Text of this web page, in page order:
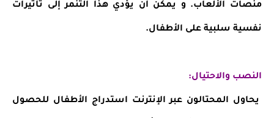
منصات الألعاب. و يمكن أن يؤدي هذا التنمر إلى تأثيرات
نفسية سلبية على الأطفال.
النصب والاحتيال:
يحاول المحتالون عبر الإنترنت استدراج الأطفال للحصول